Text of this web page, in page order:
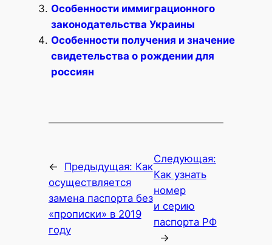
Особенности иммиграционного
законодательства Украины
Особенности получения и значение
свидетельства о рождении для
россиян
← Предыдущая: Как
осуществляется
замена паспорта без
«прописки» в 2019
году
Следующая:
Как узнать
номер
и серию
паспорта РФ
→